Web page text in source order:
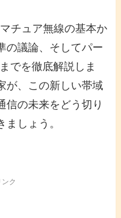
チュア無線の基本か
の議論、そしてパー
でを徹底解説しま
が、この新しい帯域
信の未来をどう切り
しょう。
ク